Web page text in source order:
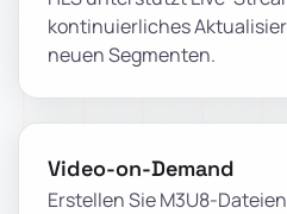
kontinuierliches
neuen Segmenten.
Video-on-Demand
Erstellen Sie M3U8-